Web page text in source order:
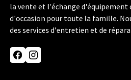
la vente et l'échange d'équipement
d'occasion pour toute la famille.
des services d'entretien et de
FacebookInstagram